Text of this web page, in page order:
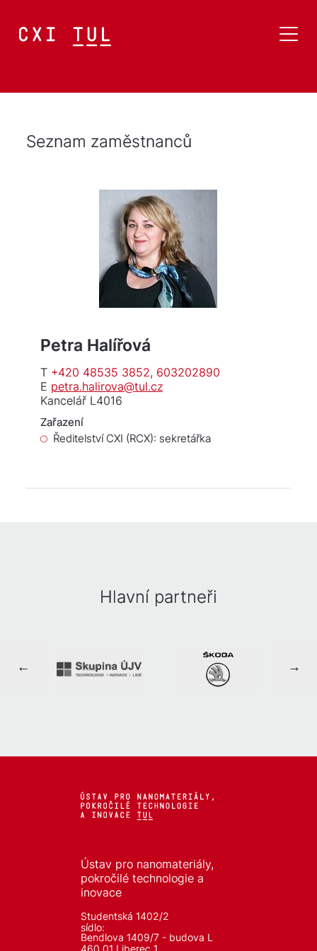
Seznam zaměstnanců
Petra Halířová
T +420 48535 3852, 603202890
E petra.halirova@tul.cz
Kancelář L4016
Zařazení
Ředitelství CXI (RCX): sekretářka
Hlavní partneři
Ústav pro nanomateriály,
pokročilé technologie a
inovace
Studentská 1402/2
sídlo:
Bendlova 1409/7 - budova L